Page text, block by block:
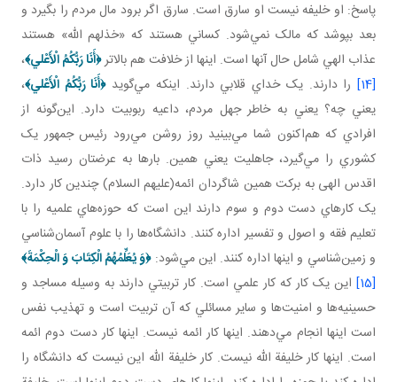
پاسخ: او خليفه نيست او سارق است. سارق اگر برود مال مردم را بگيرد و
بعد بپوشد که مالک نمي‌شود. کساني هستند که «خذلهم الله» هستند
عذاب الهي شامل حال آنها است. اينها از خلافت هم بالاتر﴿أَنَا رَبُّكُمُ الْأَعْلي﴾،
[14]
را دارند. يک خداي قلابي دارند. اينکه مي‌گويد﴿أَنَا رَبُّكُمُ الْأَعْلي﴾،
يعني چه؟ يعني به خاطر جهل مردم، داعيه ربوبيت دارد. اين‌گونه از
افرادي که هم‌اکنون شما مي‌بينيد روز روشن مي‌رود رئيس جمهور يک
کشوري را مي‌گيرد، جاهليت يعني همين. بارها به عرضتان رسيد ذات
اقدس الهی به برکت همين شاگردان ائمه(عليهم السلام) چندين کار دارد.
يک کارهاي دست دوم و سوم دارند اين است که حوزه‌هاي علميه را با
تعليم فقه و اصول و تفسير اداره کنند. دانشگاه‌ها را با علوم آسمان‌شناسي
و زمين‌شناسي و اينها اداره کنند. اين مي‌شود:﴿وَيُعَلِّمُهُمُ الْكِتَابَ وَ الْحِكْمَةَ﴾
[15]
اين يک کار که کار علمي است. کار تربيتي دارند به وسيله مساجد و
حسينيه‌ها و امنيت‌ها و ساير مسائلي که آن تربيت است و تهذيب نفس
است اينها انجام مي‌دهند. اينها کار ائمه نيست. اينها کار دست دوم ائمه
است. اينها کار خليفة الله نيست. کار خليفة الله اين نيست که دانشگاه را